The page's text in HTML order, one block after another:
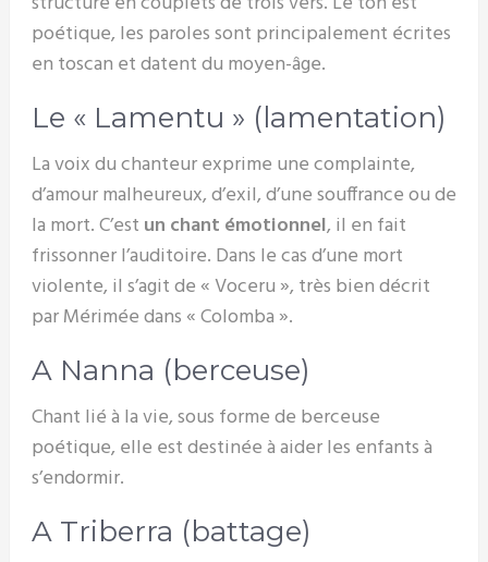
poétique, les paroles sont principalement écrites
en toscan et datent du moyen-âge.
Le « Lamentu » (lamentation)
La voix du chanteur exprime une complainte,
d’amour malheureux, d’exil, d’une souffrance ou de
la mort. C’est un chant émotionnel, il en fait
frissonner l’auditoire. Dans le cas d’une mort
violente, il s’agit de « Voceru », très bien décrit
par Mérimée dans « Colomba ».
A Nanna (berceuse)
Chant lié à la vie, sous forme de berceuse
poétique, elle est destinée à aider les enfants à
s’endormir.
A Triberra (battage)